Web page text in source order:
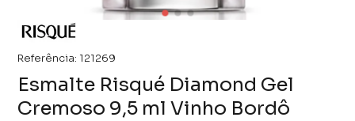
Referência: 121269
Esmalte Risqué Diamond Gel
Cremoso 9,5 ml Vinho Bordô